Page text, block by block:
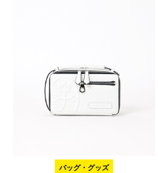
バッグ・グッズ